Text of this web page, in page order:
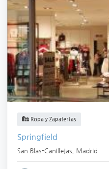
Ropa y Zapaterías
Springfield
San Blas-Canillejas Madrid